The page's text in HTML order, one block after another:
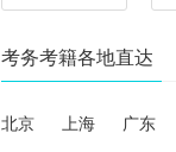
考务考籍各地直达
北京 上海 广东